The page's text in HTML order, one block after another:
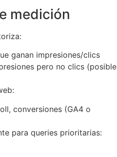
medición
ganan impresiones/clics
pero no clics (posible
conversiones (GA4 o
para queries prioritarias: